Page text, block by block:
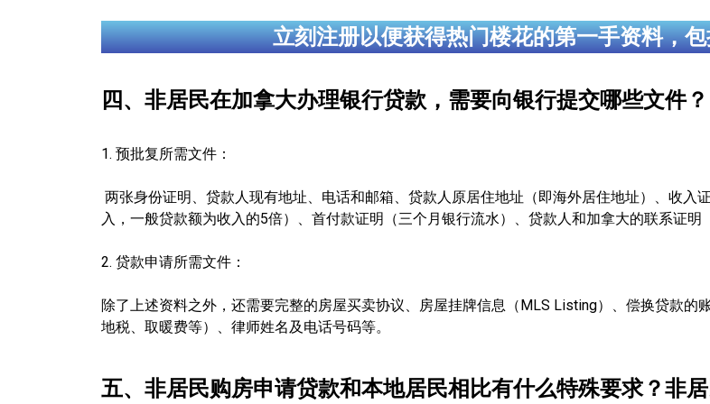
立刻注册以便获得热门楼花的第一手资料，
四、非居民在加拿大办理银行贷款，需要向银行提交哪些文件？
1. 预批复所需文件：
两张身份证明、贷款人现有地址、电话和邮箱、贷款人原居住地址（即海外居住地址）、收
入，一般贷款额为收入的5倍）、首付款证明（三个月银行流水）、贷款人和加拿大的联系证明
2. 贷款申请所需文件：
除了上述资料之外，还需要完整的房屋买卖协议、房屋挂牌信息（MLS Listing）、偿换贷款的
地税、取暖费等）、律师姓名及电话号码等。
五、非居民购房申请贷款和本地居民相比有什么特殊要求？非